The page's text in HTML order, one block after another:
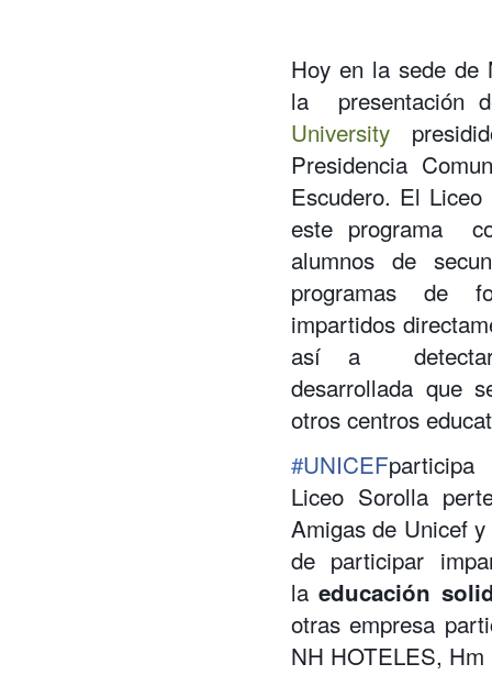
Hoy en la sede de
la presentación
University
Presidencia
Escudero. El
este programa
alumnos de
programas de
impartidos
así a detectar
desarrollada que
otros centros
‪#‎UNICEF‬
Liceo Sorolla
Amigas de Unicef
de participar
laeducación
otras empresa
NH HOTELES,